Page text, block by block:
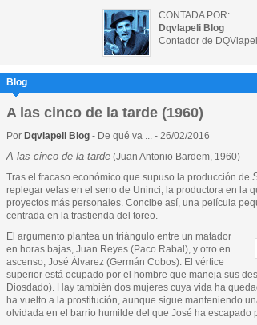
CONTADA POR:
Dqvlapeli Blog
Contador de
Blog
A las cinco de la tarde (1960)
Por Dqvlapeli Blog - De qué va ... - 26/02/2016
A las cinco de la tarde (Juan Antonio Bardem, 1960)
Tras el fracaso económico que supuso la producción de
replegar velas en el seno de Uninci, la productora en la
proyectos más personales. Concibe así, una película
centrada en la trastienda del toreo.
El argumento plantea un triángulo entre un matador
en horas bajas, Juan Reyes (Paco Rabal), y otro en
ascenso, José Álvarez (Germán Cobos). El vértice
superior está ocupado por el hombre que maneja sus
Diosdado). Hay también dos mujeres cuya vida ha
ha vuelto a la prostitución, aunque sigue manteniendo
olvidada en el barrio humilde del que José ha escapado